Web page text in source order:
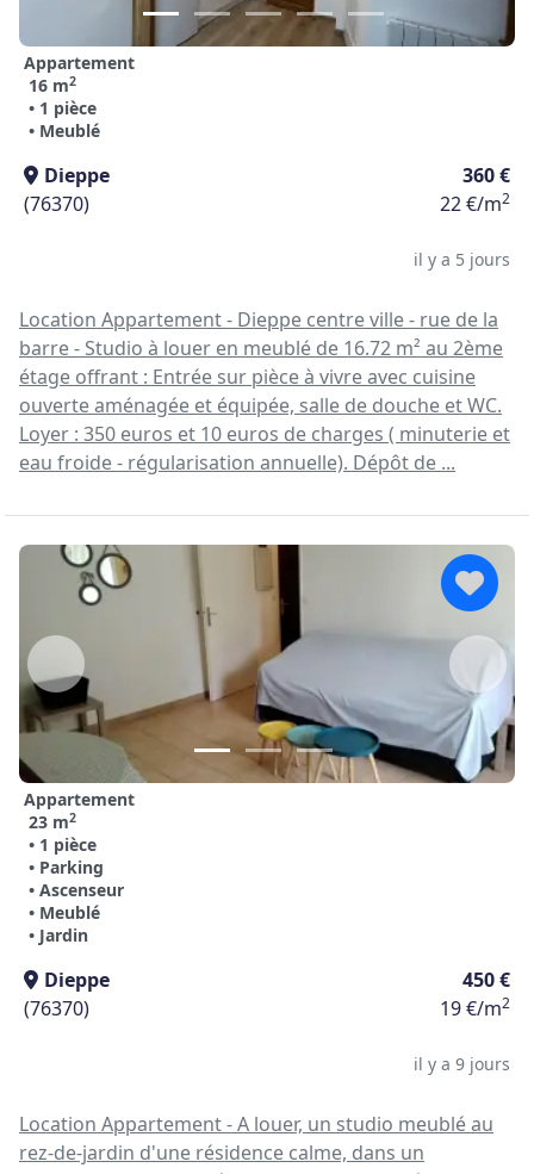
Appartement
16 m2
• 1 pièce
• Meublé
Dieppe
360 €
(76370)
22 €/m2
il y a 5 jours
Location Appartement - Dieppe centre ville - rue de la
barre - Studio à louer en meublé de 16.72 m² au 2ème
étage offrant : Entrée sur pièce à vivre avec cuisine
ouverte aménagée et équipée, salle de douche et WC.
Loyer : 350 euros et 10 euros de charges ( minuterie et
eau froide - régularisation annuelle). Dépôt de ...
Appartement
23 m2
• 1 pièce
• Parking
• Ascenseur
• Meublé
• Jardin
Dieppe
450 €
(76370)
19 €/m2
il y a 9 jours
Location Appartement - A louer, un studio meublé au
rez-de-jardin d'une résidence calme, dans un